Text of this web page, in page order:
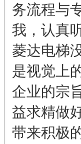
务流程与
我，认真
菱达电梯
是视觉上
企业的宗
益求精做
带来积极